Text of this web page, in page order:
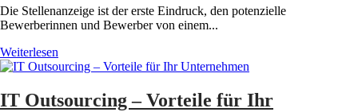
Die Stellenanzeige ist der erste Eindruck, den potenzielle
Bewerberinnen und Bewerber von einem...
Weiterlesen
IT Outsourcing – Vorteile für Ihr